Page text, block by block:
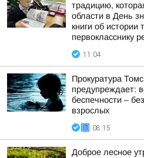
традицию,
области в День
книги об
первокласснику
11:04
Прокуратура
предупреждает:
беспечности –
взрослых
08:15
Доброе лесное